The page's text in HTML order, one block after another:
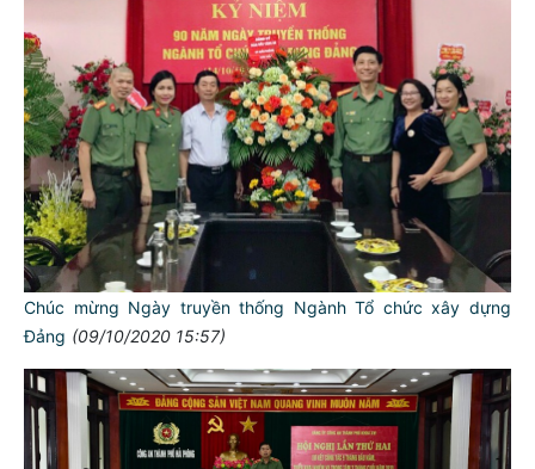
Chúc mừng Ngày truyền thống Ngành Tổ chức xây dựng
Đảng (09/10/2020 15:57)